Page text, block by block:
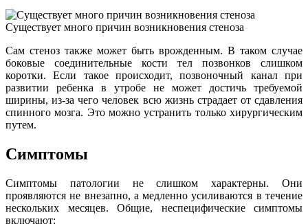
Существует много причин возникновения стеноза
Сам стеноз также может быть врожденным. В таком случае
боковые соединительные кости тел позвонков слишком
коротки. Если такое происходит, позвоночный канал при
развитии ребенка в утробе не может достичь требуемой
ширины, из-за чего человек всю жизнь страдает от сдавления
спинного мозга. Это можно устранить только хирургическим
путем.
Симптомы
Симптомы патологии не слишком характерны. Они
проявляются не внезапно, а медленно усиливаются в течение
нескольких месяцев. Общие, неспецифические симптомы
включают: